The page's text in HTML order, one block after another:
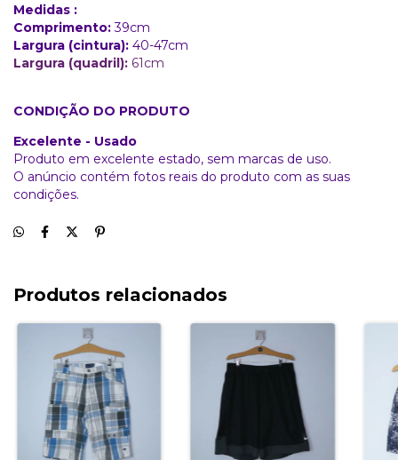
Medidas :
Comprimento:39cm
Largura (cintura): 40-47cm
Largura (quadril): 61cm
CONDIÇÃO DO PRODUTO
Excelente - Usado
Produto em excelente estado, sem marcas de uso.
O anúncio contém fotos reais do produto com as suas
condições.
Produtos relacionados